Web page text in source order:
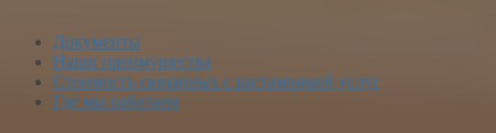
Документы
Наши преимущества
Стоимость связанных с растаможкой услуг
Где мы работаем